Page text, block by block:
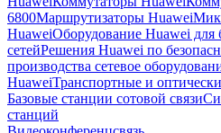
6800Маршрутизаторы Huawei
HuaweiОборудование Huawei для
сетейРешения Huawei по
производства сетевое
HuaweiТранспортные и
Базовые станции сотовой связи
станций